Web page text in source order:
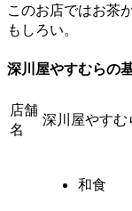
このお店ではお茶
もしろい。
深川屋やすむらの
店舗
名
深川屋やすむ
和食